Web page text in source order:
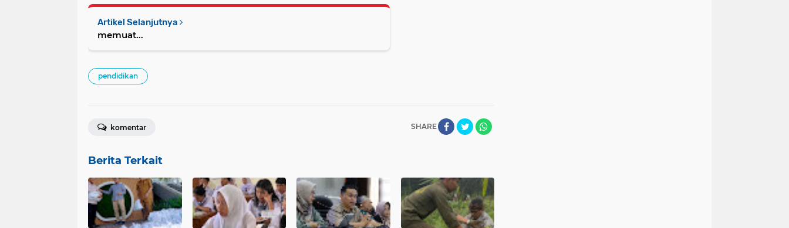
Artikel Selanjutnya
memuat...
pendidikan
SHARE
komentar
Berita Terkait